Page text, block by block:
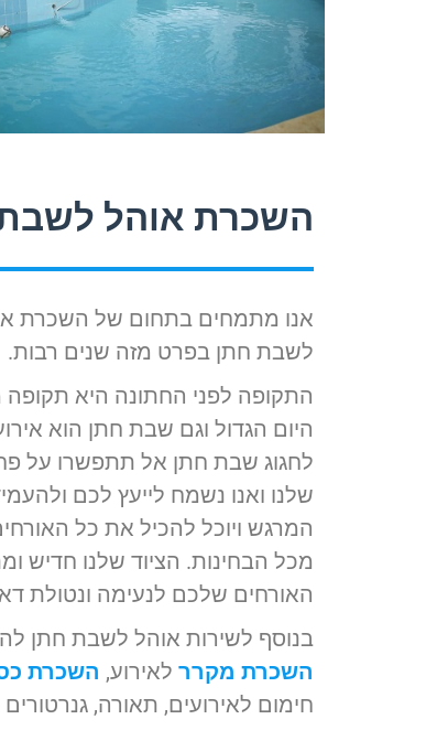
השכרת אוהל
אנו מתמחים בתחום של השכרת
לשבת חתן בפרט מזה שנים רבות.
התקופה לפני החתונה היא
היום הגדול וגם שבת חתן הוא
לחגוג שבת חתן אל תתפשרו על
שלנו ואנו נשמח לייעץ לכם
המרגש ויוכל להכיל את כל
מכל הבחינות. הציוד שלנו חדיש
האורחים שלכם לנעימה ונטולת
בנוסף לשירות אוהל לשבת חתן
השכרת מקרר לאירוע, השכרת
חימום לאירועים, תאורה, גנרטורים